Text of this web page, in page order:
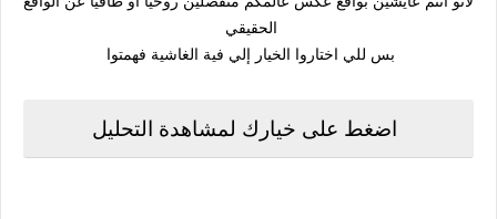
الحقيقي
بس للي اختاروا الخيار إلي فية الغاشية فهمتوا
اضغط على خيارك لمشاهدة التحليل